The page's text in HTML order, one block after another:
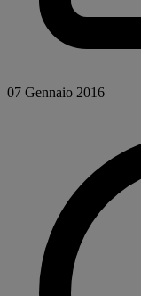
07 Gennaio 2016